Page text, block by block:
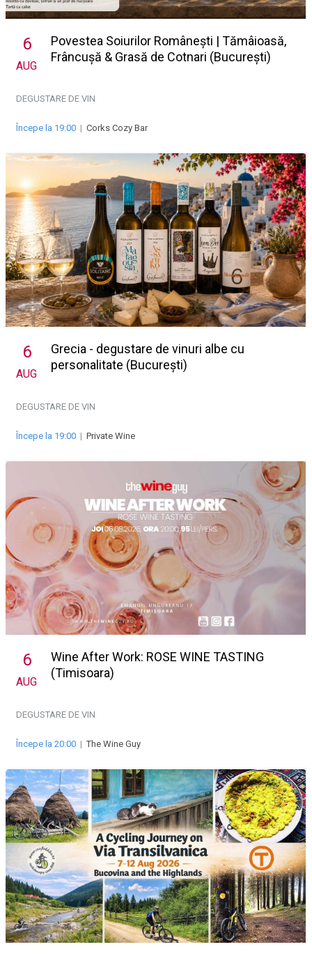
6
AUG
Povestea Soiurilor Românești | Tămâioasă,
Frâncușă & Grasă de Cotnari (București)
DEGUSTARE DE VIN
Începe la 19:00 | Corks Cozy Bar
6
AUG
Grecia - degustare de vinuri albe cu
personalitate (București)
DEGUSTARE DE VIN
Începe la 19:00 | Private Wine
6
AUG
Wine After Work: ROSE WINE TASTING
(Timisoara)
DEGUSTARE DE VIN
Începe la 20:00 |The Wine Guy